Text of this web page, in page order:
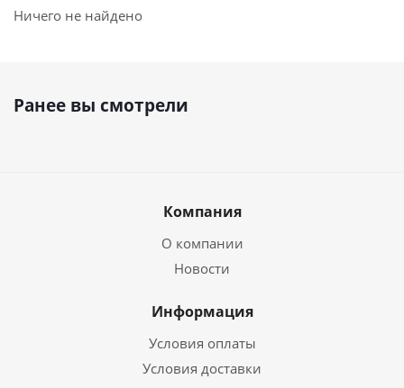
Ничего не найдено
Ранее вы смотрели
Компания
О компании
Новости
Информация
Условия оплаты
Условия доставки